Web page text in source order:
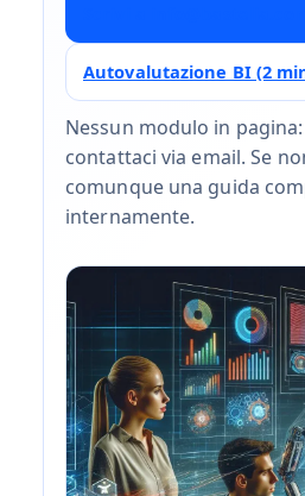
Autovalutazione BI (2
Nessun modulo in
contattaci via email. Se
comunque una guida
internamente.